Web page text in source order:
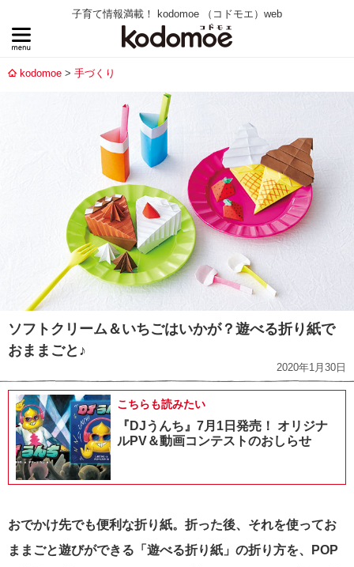
子育て情報満載！ kodomoe （コドモエ）web
kodomoe 手づくり
ソフトクリーム＆いちごはいかが？遊べる折り紙で
おままごと♪
2020年1月30日
こちらも読みたい
『DJうんち』7月1日発売！ オリジナ
ルPV＆動画コンテストのおしらせ
おでかけ先でも便利な折り紙。折った後、それを使ってお
ままごと遊びができる 「遊べる折り紙」の折り方を、POP